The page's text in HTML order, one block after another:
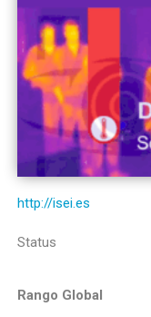
http://isei.es
Status
Rango Global